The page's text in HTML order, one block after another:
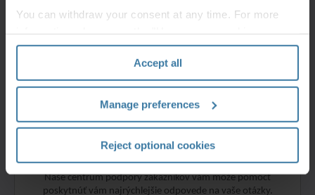
You can withdraw your consent at any time. For more
section" of ourPrivacy Policy.
Accept all
Manage preferences
Reject optional cookies
Prihláste sa do svojho účtu alebo sa naučte, ako si ho
Začať
Podporné centrum
Naše centrum podpory zákazníkov vám môže pomôcť
poskytnúť vám najrýchlejšie odpovede na vaše otázky.